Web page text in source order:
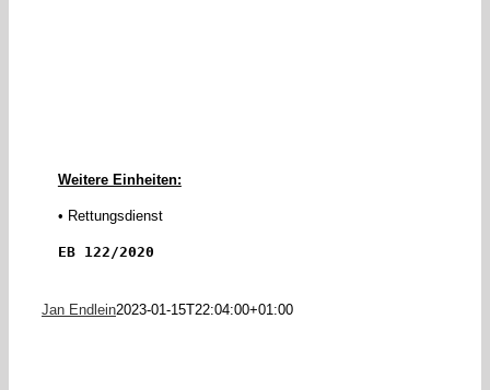
Weitere Einheiten:
• Rettungsdienst
EB 122/2020
Jan Endlein2023-01-15T22:04:00+01:00